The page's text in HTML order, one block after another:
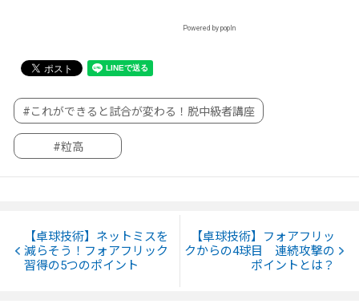
Powered by popIn
#これができると試合が変わる！脱中級者講座
#粒高
【卓球技術】ネットミスを
減らそう！フォアフリック
習得の5つのポイント
【卓球技術】フォアフリッ
クからの4球目 連続攻撃の
ポイントとは？